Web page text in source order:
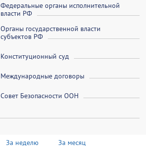
Федеральные органы исполнительной
власти РФ
Органы государственной власти
субъектов РФ
Конституционный суд
Международные договоры
Совет Безопасности ООН
За неделю За месяц